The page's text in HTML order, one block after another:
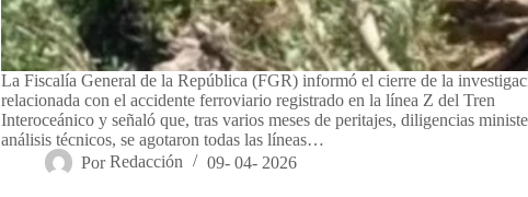
La Fiscalía General de la República (FGR) informó el cierre de la
relacionada con el accidente ferroviario registrado en la línea Z del Tren
Interoceánico y señaló que, tras varios meses de peritajes, diligencias
análisis técnicos, se agotaron todas las líneas…
Por Redacción 09- 04- 2026